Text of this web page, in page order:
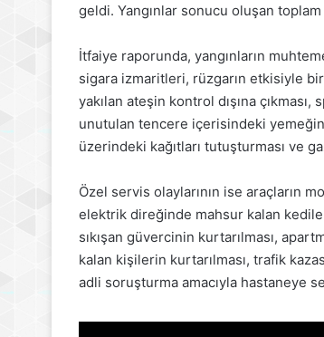
geldi. Yangınlar sonucu oluşan
İtfaiye raporunda, yangınların
sigara izmaritleri, rüzgarın etkisiyle
yakılan ateşin kontrol dışına çıkması,
unutulan tencere içerisindeki yemeğin
üzerindeki kağıtları tutuşturması ve
Özel servis olaylarının ise araçların
elektrik direğinde mahsur kalan
sıkışan güvercinin kurtarılması,
kalan kişilerin kurtarılması, trafik
adli soruşturma amacıyla hastaneye